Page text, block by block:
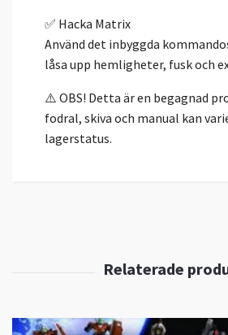
✅ Hacka Matrix
Använd det inbyggda
låsa upp hemligheter, fusk och
⚠️ OBS! Detta är en begagnad
fodral, skiva och manual kan
lagerstatus.